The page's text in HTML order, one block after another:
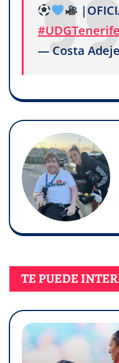
#UDGTenerife
— Costa
TE PUEDE